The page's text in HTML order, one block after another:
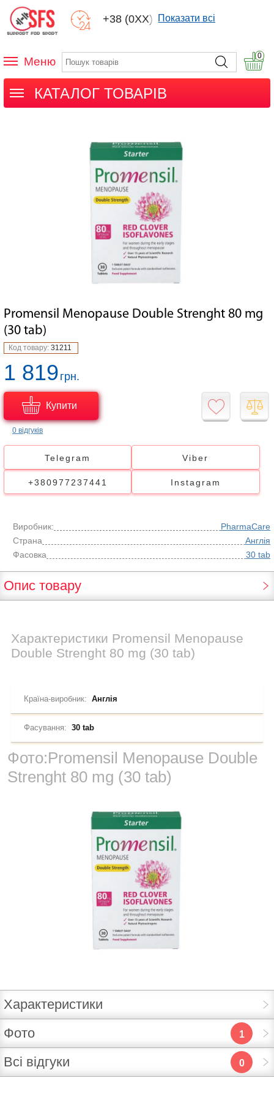
+38 (0XX) XXXПоказати всі
Меню 0
КАТАЛОГ ТОВАРІВ
Promensil Menopause Double Strenght 80 mg
(30 tab)
Код товару: 31211
1 819грн.
Купити
0 відгуків
Telegram Viber
+380977237441 Instagram
Виробник:
PharmaCare
Страна
Англія
Фасовка
30 tab
Опис товару
Характеристики Promensil Menopause
Double Strenght 80 mg (30 tab)
Країна-виробник: Англія
Фасування: 30 tab
Фото:Promensil Menopause Double
Strenght 80 mg (30 tab)
Характеристики
Фото
1
Всі відгуки 0